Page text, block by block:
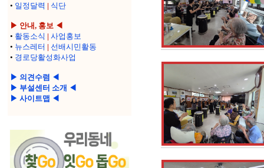
• 일정달력 | 식단
▶ 안내, 홍보 ◀
• 활동소식 | 사업홍보
• 뉴스레터 | 선배시민활동
• 경로당활성화사업
▶ 의견수렴 ◀
▶ 부설센터 소개 ◀
▶ 사이트맵 ◀